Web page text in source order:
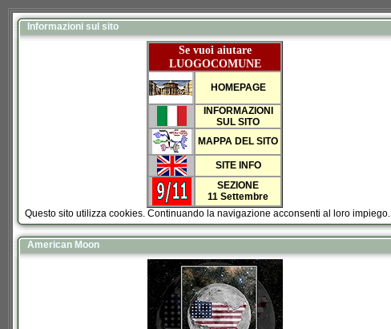
Informazioni sul sito
Se vuoi aiutare
LUOGOCOMUNE
HOMEPAGE
INFORMAZIONI
SUL SITO
MAPPA DEL SITO
SITE INFO
SEZIONE
11 Settembre
Questo sito utilizza cookies. Continuando la navigazione acconsenti al loro impiego.
American Moon